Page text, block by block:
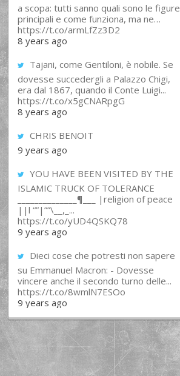
a scopa: tutti sanno quali sono le figure
principali e come funziona, ma ne…
https://t.co/armLfZz3D2
8 years ago
Tajani, come Gentiloni, è nobile. Se
dovesse succedergli a Palazzo Chigi,
era dal 1867, quando il Conte Luigi...
https://t.co/x5gCNARpgG
8 years ago
CHRIS BENOIT
9 years ago
YOU HAVE BEEN VISITED BY THE
ISLAMIC TRUCK OF TOLERANCE
______________¶___ |religion of peace
||l “”|””\__,_...
https://t.co/yUD4QSKQ78
9 years ago
Dieci cose che potresti non sapere
su Emmanuel Macron: - Dovesse
vincere anche il secondo turno delle...
https://t.co/8wmlN7ESOo
9 years ago